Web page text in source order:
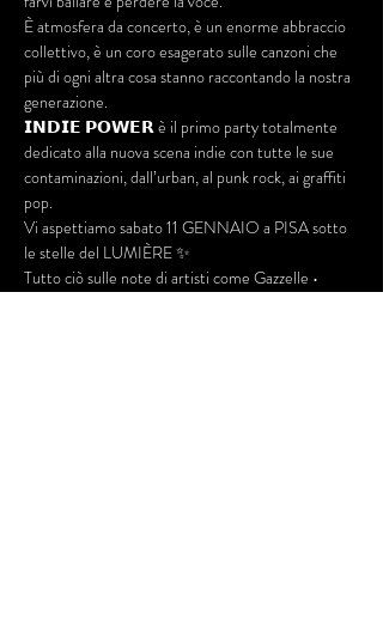
È atmosfera da concerto, è un enorme abbraccio
collettivo, è un coro esagerato sulle canzoni che
più di ogni altra cosa stanno raccontando la nostra
generazione.
𝗜𝗡𝗗𝗜𝗘 𝗣𝗢𝗪𝗘𝗥 è il primo party totalmente
dedicato alla nuova scena indie con tutte le sue
contaminazioni, dall’urban, al punk rock, ai graffiti
pop.
Vi aspettiamo sabato 11 GENNAIO a PISA sotto
le stelle del LUMIÈRE ✨
Tutto ciò sulle note di artisti come Gazzelle •